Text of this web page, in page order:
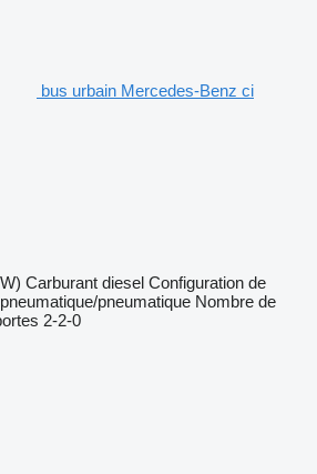
bus urbain Mercedes-Benz ci
Carburant diesel Configuration de
pneumatique/pneumatique Nombre de
2-2-0